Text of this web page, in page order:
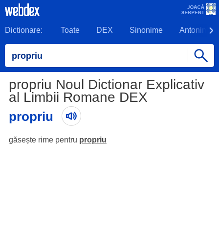
Dictionare: Toate DEX Sinonime Antonime
propriu Noul Dictionar Explicativ
al Limbii Romane DEX
propriu
găsește rime pentru propriu